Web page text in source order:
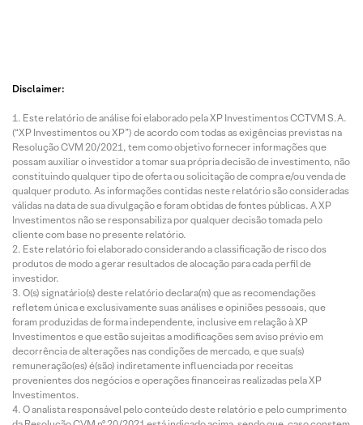
Disclaimer:
Este relatório de análise foi elaborado pela XP Investimentos CCTVM S.A.
(“XP Investimentos ou XP”) de acordo com todas as exigências previstas na
Resolução CVM 20/2021, tem como objetivo fornecer informações que
possam auxiliar o investidor a tomar sua própria decisão de investimento, não
constituindo qualquer tipo de oferta ou solicitação de compra e/ou venda de
qualquer produto. As informações contidas neste relatório são consideradas
válidas na data de sua divulgação e foram obtidas de fontes públicas. A XP
Investimentos não se responsabiliza por qualquer decisão tomada pelo
cliente com base no presente relatório.
Este relatório foi elaborado considerando a classificação de risco dos
produtos de modo a gerar resultados de alocação para cada perfil de
investidor.
O(s) signatário(s) deste relatório declara(m) que as recomendações
refletem única e exclusivamente suas análises e opiniões pessoais, que
foram produzidas de forma independente, inclusive em relação à XP
Investimentos e que estão sujeitas a modificações sem aviso prévio em
decorrência de alterações nas condições de mercado, e que sua(s)
remuneração(es) é(são) indiretamente influenciada por receitas
provenientes dos negócios e operações financeiras realizadas pela XP
Investimentos.
O analista responsável pelo conteúdo deste relatório e pelo cumprimento